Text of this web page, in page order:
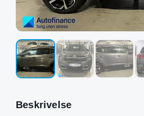
Beskrivelse